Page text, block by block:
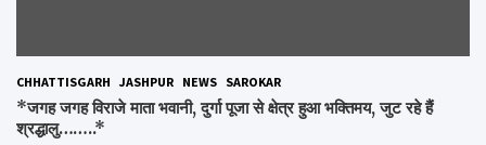
CHHATTISGARH JASHPUR NEWS SAROKAR
*जगह जगह विराजे माता भवानी, दुर्गा पूजा से क्षेत्र हुआ भक्तिमय, जुट रहे हैं
श्रद्धालु……..*